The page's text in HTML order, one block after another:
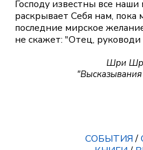
Господу известны все
раскрывает Себя нам,
последние мирское
не скажет: "Отец,
Шри
СОБЫТИЯ/